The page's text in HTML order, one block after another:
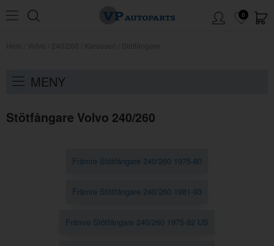
0
MENY
Stötfångare Volvo 240/260
Främre Stötfångare 240/260 1975-80
Främre Stötfångare 240/260 1981-93
Främre Stötfångare 240/260 1975-82 US